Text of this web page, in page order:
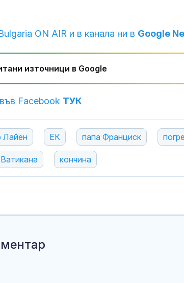
ON AIR и в канала ни в Google
източници в Google
Facebook ТУК
Лайен ЕК папа Франциск
Ватикана кончина